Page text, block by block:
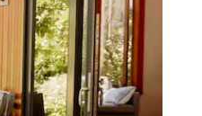
et en faisant glisser.